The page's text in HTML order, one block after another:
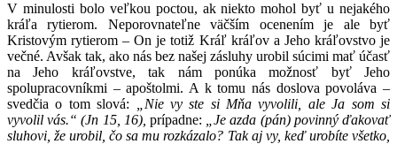
V minulosti bolo veľkou poctou, ak niekto mohol byť u nejakého
kráľa rytierom. Neporovnateľne väčším ocenením je ale byť
Kristovým rytierom – On je totiž Kráľ kráľov a Jeho kráľovstvo je
večné. Avšak tak, ako nás bez našej zásluhy urobil súcimi mať účasť
na Jeho kráľovstve, tak nám ponúka možnosť byť Jeho
spolupracovníkmi – apoštolmi. A k tomu nás doslova povoláva –
svedčia o tom slová:
„Nie vy ste si Mňa vyvolili, ale Ja som si
vyvolil vás.“ (Jn 15, 16), prípadne:
„Je azda (pán) povinný ďakovať
sluhovi, že urobil, čo sa mu rozkázalo? Tak aj vy, keď urobíte všetko,